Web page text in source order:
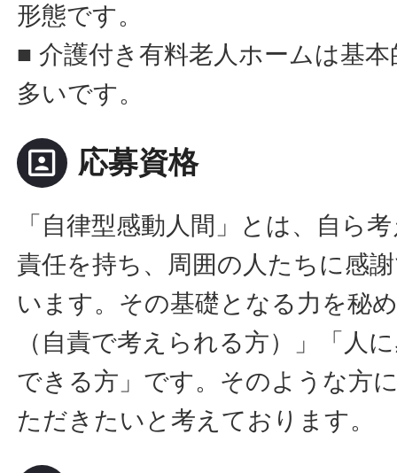
形態です。
■ 介護付き有料老人ホームは基
多いです。
portrait 応募資格
「自律型感動人間」とは、自ら
責任を持ち、周囲の人たちに感
います。その基礎となる力を秘
（自責で考えられる方）」「人
できる方」です。そのような方
ただきたいと考えております。